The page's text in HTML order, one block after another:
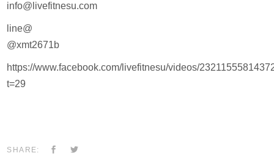
info@livefitnesu.com
line@
@xmt2671b
https://www.facebook.com/livefitnesu/videos/
t=29
SHARE: